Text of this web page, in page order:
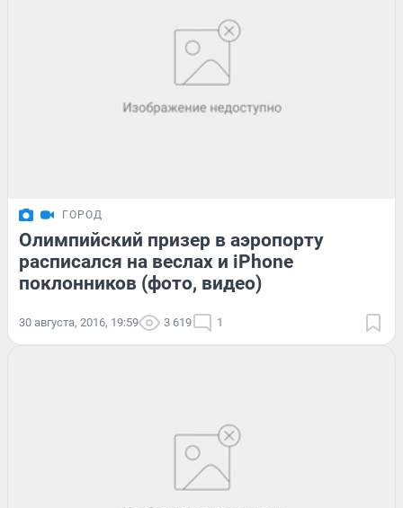
ГОРОД
Олимпийский призер в аэропорту
расписался на веслах и iPhone
поклонников (фото, видео)
30 августа, 2016, 19:59 3 619 1